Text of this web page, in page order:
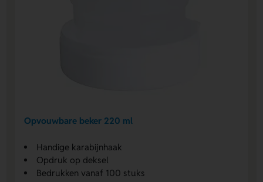
Opvouwbare beker 220 ml
Handige karabijnhaak
Opdruk op deksel
Bedrukken vanaf 100 stuks